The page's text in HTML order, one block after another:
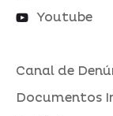
Youtube
Canal de
Documentos